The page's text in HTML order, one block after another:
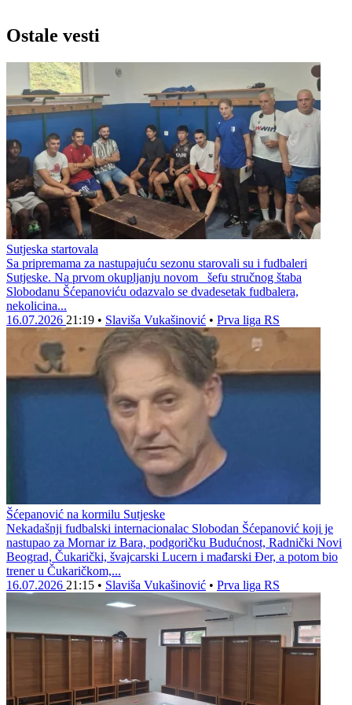
Ostale vesti
Sutjeska startovala
Sa pripremama za nastupajuću sezonu starovali su i fudbaleri
Sutjeske. Na prvom okupljanju novom šefu stručnog štaba
Slobodanu Šćepanoviću odazvalo se dvadesetak fudbalera,
nekolicina...
16.07.2026 21:19 • Slaviša Vukašinović • Prva liga RS
Šćepanović na kormilu Sutjeske
Nekadašnji fudbalski internacionalac Slobodan Šćepanović koji je
nastupao za Mornar iz Bara, podgoričku Budućnost, Radnički Novi
Beograd, Čukarički, švajcarski Lucern i mađarski Đer, a potom bio
trener u Čukaričkom,...
16.07.2026 21:15 • Slaviša Vukašinović • Prva liga RS